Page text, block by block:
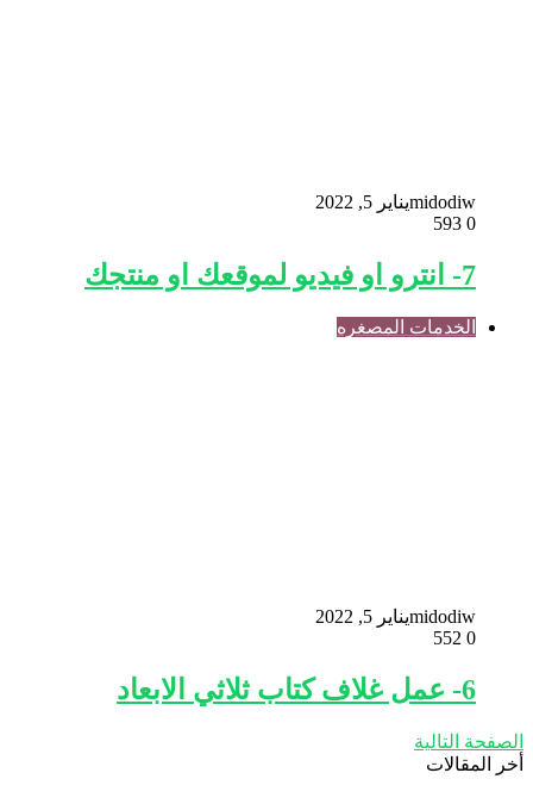
midodiwيناير 5, 2022
0
7- انترو او فيديو لموقعك او منتجك
الخدمات المصغره
midodiwيناير 5, 2022
0
6- عمل غلاف كتاب ثلاثي الابعاد
الصفحة التالية
أخر المقالات